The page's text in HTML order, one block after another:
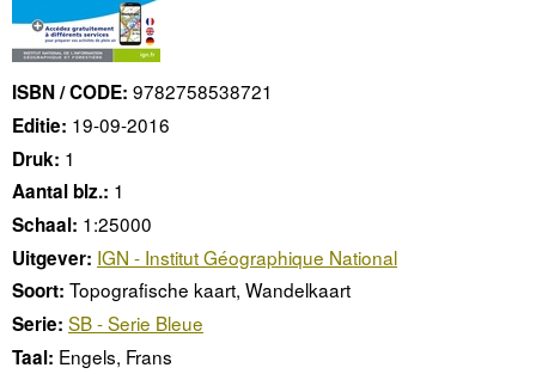
ISBN / CODE: 9782758538721
Editie: 19-09-2016
Druk: 1
Aantal blz.: 1
Schaal: 1:25000
Uitgever: IGN - Institut Géographique National
Soort: Topografische kaart, Wandelkaart
Serie: SB - Serie Bleue
Taal: Engels, Frans